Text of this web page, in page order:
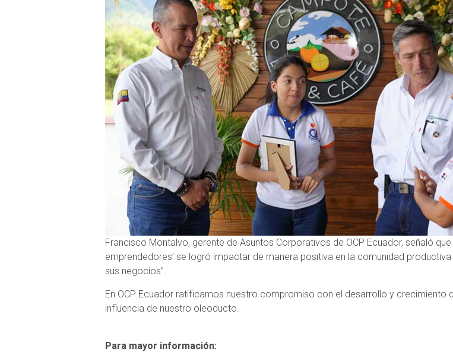
Francisco Montalvo, gerente de Asuntos Corporativos de OCP Ecuador, señaló
emprendedores’ se logró impactar de manera positiva en la comunidad
sus negocios”.
En OCP Ecuador ratificamos nuestro compromiso con el desarrollo y crecimiento
influencia de nuestro oleoducto.
Para mayor información: